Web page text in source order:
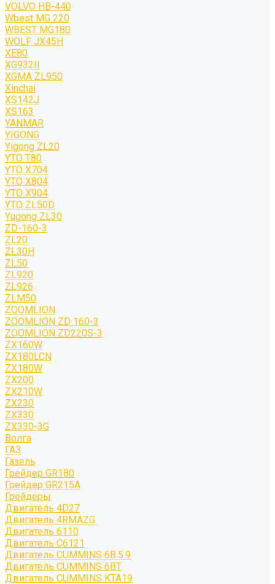
VOLVO HB-440
Wbest MG 220
WBEST MG180
WOLF JХ45H
XE80
XG932II
XGMA ZL950
Xinchai
XS142J
XS163
YANMAR
YIGONG
Yigong ZL20
YTO T80
YTO X704
YTO X804
YTO X904
YTO ZL50D
Yugong ZL30
ZD-160-3
ZL20
ZL30H
ZL50
ZL920
ZL926
ZLM50
ZOOMLION
ZOOMLION ZD 160-3
ZOOMLION ZD220S-3
ZX160W
ZX180LCN
ZX180W
ZX200
ZX210W
ZX230
ZX330
ZX330-3G
Волга
ГАЗ
Газель
Грейдер GR180
Грейдер GR215A
Грейдеры
Двигатель 4D27
Двигатель 4RMAZG
Двигатель 6110
Двигатель C6121
Двигатель CUMMINS 6B.5.9
Двигатель CUMMINS 6BT
Двигатель CUMMINS KTA19